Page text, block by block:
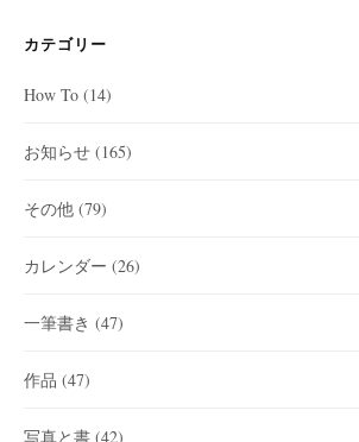
カテゴリー
How To (14)
お知らせ (165)
その他 (79)
カレンダー (26)
一筆書き (47)
作品 (47)
写真と書 (42)